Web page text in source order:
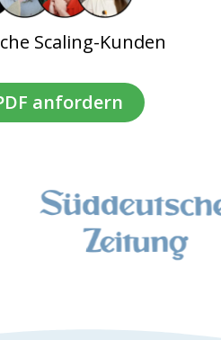
Scaling-Kunden
anfordern